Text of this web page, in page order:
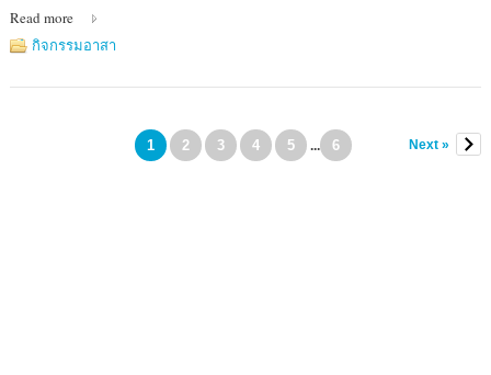
ห้อง
สุจิต
อาคาร
Read more
กิจกรรมอาสา
1 2 3 4 5 ... 6 Next »